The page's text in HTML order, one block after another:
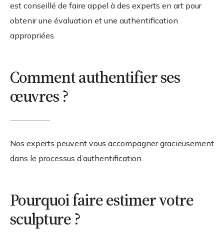
est conseillé de faire appel à des experts en art pour
obtenir une évaluation et une authentification
appropriées.
Comment authentifier ses
œuvres ?
Nos experts peuvent vous accompagner gracieusement
dans le processus d’authentification.
Pourquoi faire estimer votre
sculpture ?